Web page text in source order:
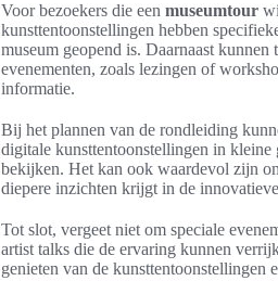
Voor bezoekers die een museumtour
kunsttentoonstellingen hebben
museum geopend is. Daarnaast
evenementen, zoals lezingen of
informatie.
Bij het plannen van de rondleiding
digitale kunsttentoonstellingen in
bekijken. Het kan ook waardevol zijn
diepere inzichten krijgt in de
Tot slot, vergeet niet om speciale
artist talks die de ervaring kunnen
genieten van de kunsttentoonstellingen